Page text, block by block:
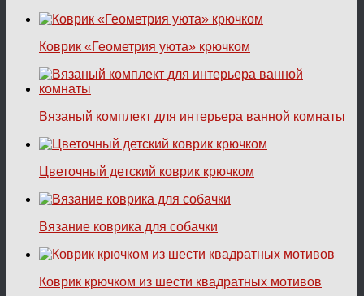
Коврик «Геометрия уюта» крючком
Вязаный комплект для интерьера ванной комнаты
Цветочный детский коврик крючком
Вязание коврика для собачки
Коврик крючком из шести квадратных мотивов